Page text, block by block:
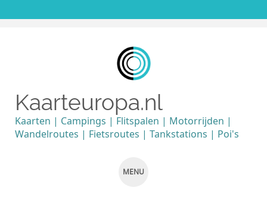
Kaarteuropa.nl
Kaarten | Campings | Flitspalen | Motorrijden |
Wandelroutes | Fietsroutes | Tankstations | Poi's
MENU